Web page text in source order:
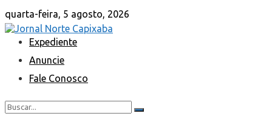
quarta-feira, 5 agosto, 2026
Expediente
Anuncie
Fale Conosco